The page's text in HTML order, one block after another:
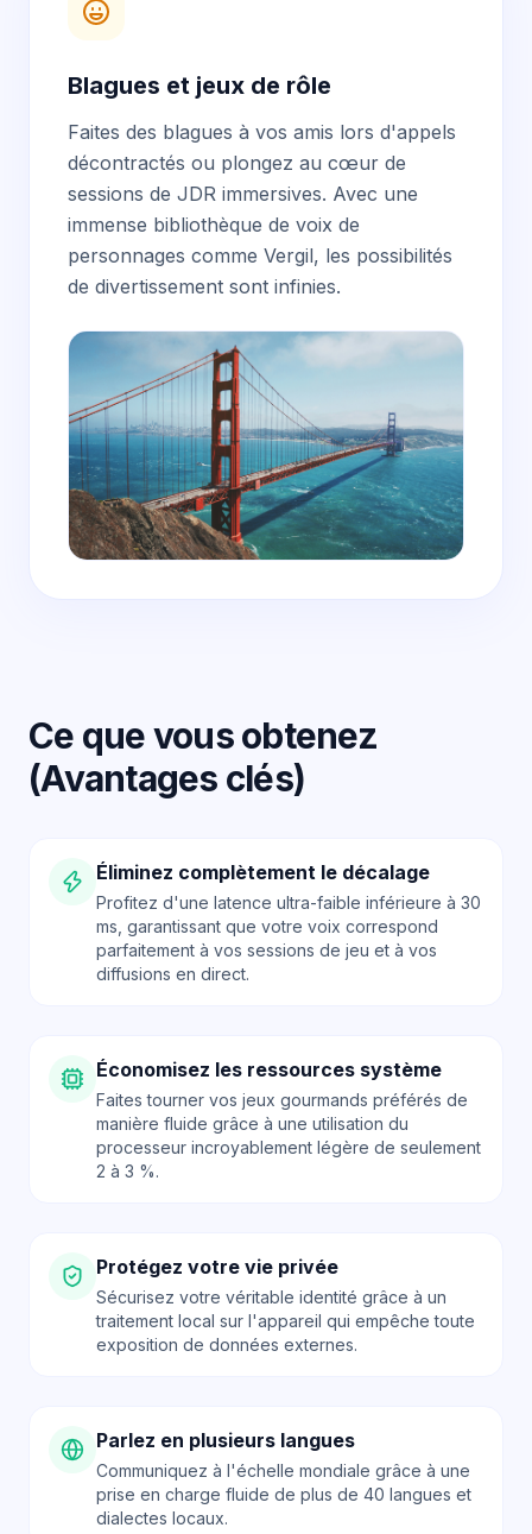
Blagues et jeux de rôle
Faites des blagues à vos amis lors d'appels
décontractés ou plongez au cœur de
sessions de JDR immersives. Avec une
immense bibliothèque de voix de
personnages comme Vergil, les possibilités
de divertissement sont infinies.
Ce que vous obtenez
(Avantages clés)
Éliminez complètement le décalage
Profitez d'une latence ultra-faible inférieure à 30
ms, garantissant que votre voix correspond
parfaitement à vos sessions de jeu et à vos
diffusions en direct.
Économisez les ressources système
Faites tourner vos jeux gourmands préférés de
manière fluide grâce à une utilisation du
processeur incroyablement légère de seulement
2 à 3 %.
Protégez votre vie privée
Sécurisez votre véritable identité grâce à un
traitement local sur l'appareil qui empêche toute
exposition de données externes.
Parlez en plusieurs langues
Communiquez à l'échelle mondiale grâce à une
prise en charge fluide de plus de 40 langues et
dialectes locaux.